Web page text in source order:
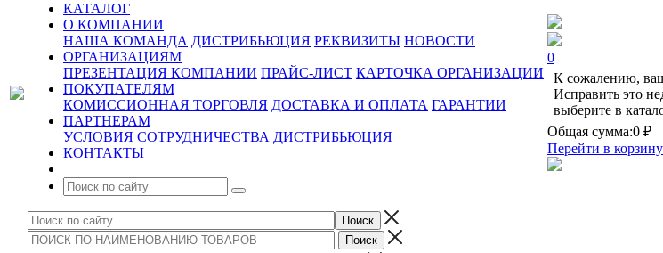
КАТАЛОГ
О КОМПАНИИ
НАША КОМАНДА ДИСТРИБЬЮЦИЯ РЕКВИЗИТЫ НОВОСТИ
ОРГАНИЗАЦИЯМ
ПРЕЗЕНТАЦИЯ КОМПАНИИ ПРАЙС-ЛИСТ КАРТОЧКА ОРГАНИЗАЦИИ
ПОКУПАТЕЛЯМ
КОМИССИОННАЯ ТОРГОВЛЯ ДОСТАВКА И ОПЛАТА ГАРАНТИИ
ПАРТНЕРАМ
УСЛОВИЯ СОТРУДНИЧЕСТВА ДИСТРИБЬЮЦИЯ
КОНТАКТЫ
0
К сожалению,
Исправить это
выберите в
Общая сумма:0 ₽
Перейти в корзину